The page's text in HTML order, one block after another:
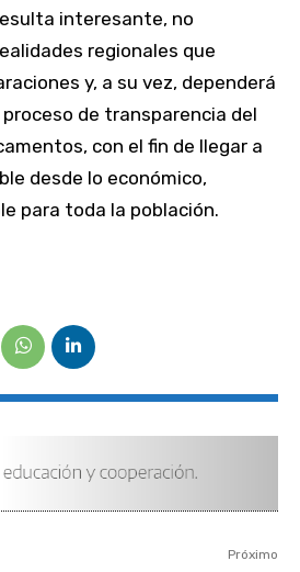
interesante, no
regionales que
y, a su vez, dependerá
de transparencia del
con el fin de llegar a
desde lo económico,
para toda la población.
Próximo